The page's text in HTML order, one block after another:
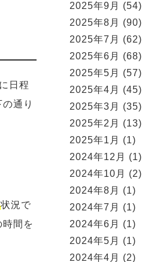
日程
通り
状況で
間を
2025年9月
(54)
2025年8月
(90)
2025年7月
(62)
2025年6月
(68)
2025年5月
(57)
2025年4月
(45)
2025年3月
(35)
2025年2月
(13)
2025年1月
(1)
2024年12月
(1)
2024年10月
(2)
2024年8月
(1)
2024年7月
(1)
2024年6月
(1)
2024年5月
(1)
2024年4月
(2)